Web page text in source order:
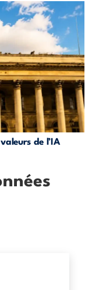
de l’IA